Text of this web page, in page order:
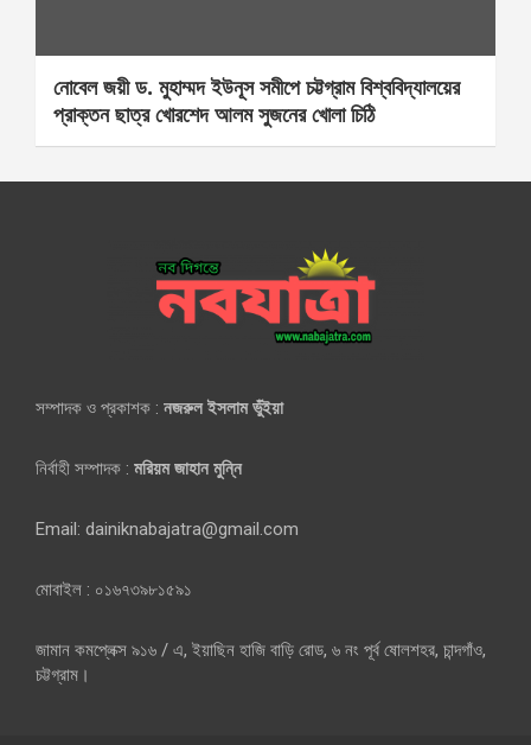
নোবেল জয়ী ড. মুহাম্মদ ইউনূস সমীপে চট্টগ্রাম বিশ্ববিদ্যালয়ের
প্রাক্তন ছাত্র খোরশেদ আলম সুজনের খোলা চিঠি
সম্পাদক ও প্রকাশক : নজরুল ইসলাম ভুঁইয়া
নির্বাহী সম্পাদক : মরিয়ম জাহান মুন্নি
Email: dainiknabajatra@gmail.com
মোবাইল : ০১৬৭৩৯৮১৫৯১
জামান কমপ্লেক্স ৯১৬ / এ, ইয়াছিন হাজি বাড়ি রোড, ৬ নং পূর্ব ষোলশহর, চান্দগাঁও,
চট্টগ্রাম।